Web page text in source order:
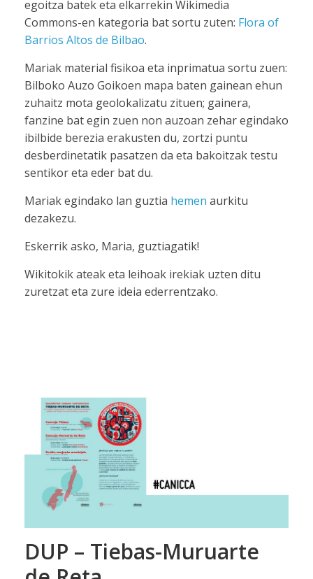
egoitza batek eta elkarrekin Wikimedia
Commons-en kategoria bat sortu zuten: Flora of
Barrios Altos de Bilbao.
Mariak material fisikoa eta inprimatua sortu zuen:
Bilboko Auzo Goikoen mapa baten gainean ehun
zuhaitz mota geolokalizatu zituen; gainera,
fanzine bat egin zuen non auzoan zehar egindako
ibilbide berezia erakusten du, zortzi puntu
desberdinetatik pasatzen da eta bakoitzak testu
sentikor eta eder bat du.
Mariak egindako lan guztia hemen aurkitu
dezakezu.
Eskerrik asko, Maria, guztiagatik!
Wikitokik ateak eta leihoak irekiak uzten ditu
zuretzat eta zure ideia ederrentzako.
DUP – Tiebas-Muruarte